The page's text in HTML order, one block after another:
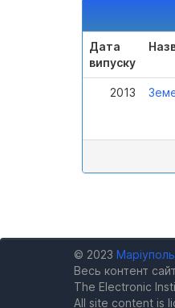
Дата
випуску
2013
© 2023
Весь контент
The Electronic
All site content is